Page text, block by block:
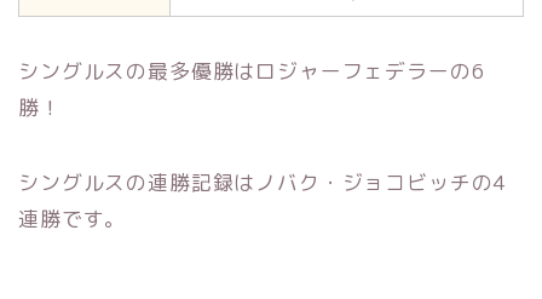
シングルスの最多優勝はロジャーフェデラーの6
勝！
シングルスの連勝記録はノバク・ジョコビッチの4
連勝です。